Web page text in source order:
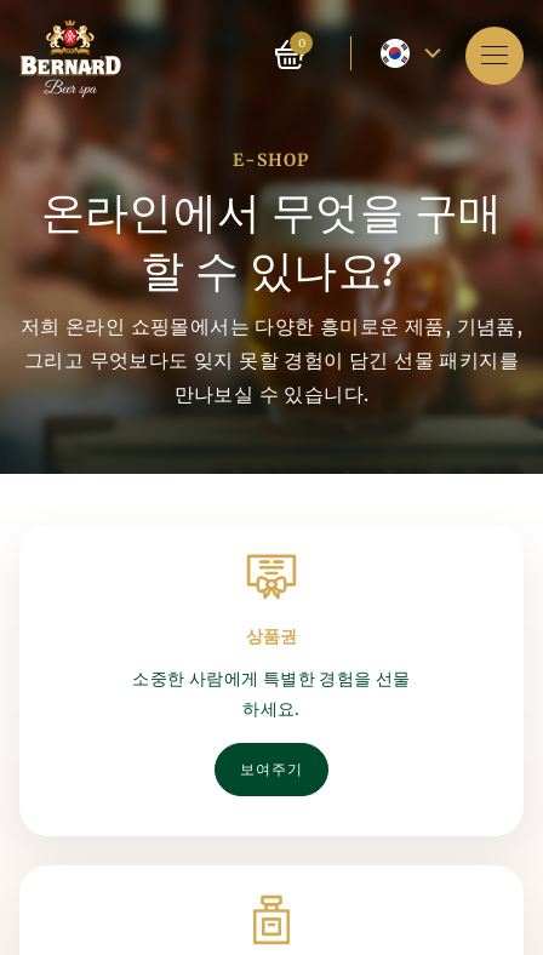
현
재
어
–
영
어
0
스파 소개
예약
가격들
E-shop
FAQ
연락처
E-SHOP
온라인에서 무엇을 구매
할 수 있나요?
저희 온라인 쇼핑몰에서는 다양한 흥미로운 제품, 기념품,
그리고 무엇보다도 잊지 못할 경험이 담긴 선물 패키지를
만나보실 수 있습니다.
상품권
소중한 사람에게 특별한 경험을 선물
하세요.
보여주기
맥주 목욕의 역사
습니다. 그들은 재배하던 곡물을 착각했고, 발효 원리가 발명
맥주와 목욕의 연관성은 중세 시대부터 공식적으로 알려져 있
으며, 당시 문헌에서 맥주 목욕의 유익한 효과에 대한 지식이
확인되었습니다. 이 시기에 이미 맥주 목욕의 예방 효과가 발
맥주와 맥아
맥주 생산의 역사는 기원전 7천년경으로 거슬러 올라가며, 고
니다. 곡물은 물이 부어지는 토기 그릇에 보관되었고, 그렇게
발효 원리가 발견되었습니다.
를 제분하고 이어서 맥주를 양조하는 것부터 시작합니다. 그
런 다음 맥즙은 냉각되고 배양된 효모가 사용되며, 이어서 주
발효가 진행됩니다. 이 반완성 맥주는 맥주 탱크에 저장되어
거칩니다. 이 과정이 끝나면 모든 맥주 애호가들이 기뻐하는
데, 그 후 맥주는 병에 담겨 출하됩니다.